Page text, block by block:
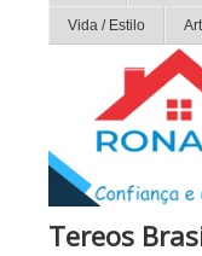
Vida / Estilo
Tereos